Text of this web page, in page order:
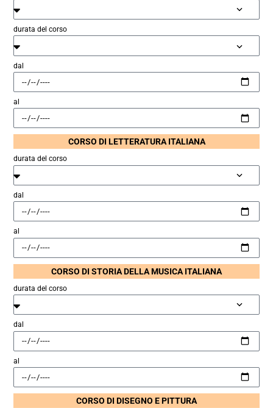
durata del corso
dal
al
CORSO DI LETTERATURA ITALIANA
durata del corso
dal
al
CORSO DI STORIA DELLA MUSICA ITALIANA
durata del corso
dal
al
CORSO DI DISEGNO E PITTURA